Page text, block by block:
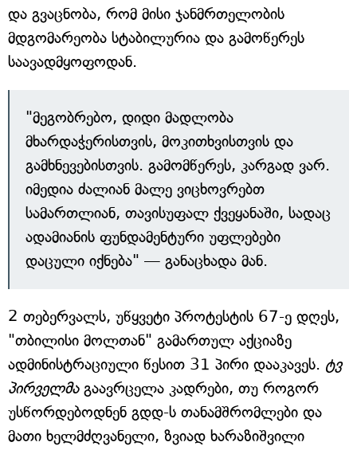
და გვაცნობა, რომ მისი ჯანმრთელობის
მდგომარეობა სტაბილურია და გამოწერეს
საავადმყოფოდან.
"მეგობრებო, დიდი მადლობა
მხარდაჭერისთვის, მოკითხვისთვის და
გამხნევებისთვის. გამომწერეს, კარგად ვარ.
იმედია ძალიან მალე ვიცხოვრებთ
სამართლიან, თავისუფალ ქვეყანაში, სადაც
ადამიანის ფუნდამენტური უფლებები
დაცული იქნება" — განაცხადა მან.
2 თებერვალს, უწყვეტი პროტესტის 67-ე დღეს,
"თბილისი მოლთან" გამართულ აქციაზე
ადმინისტრაციული წესით 31 პირი დააკავეს. ტვ
პირველმაგაავრცელა კადრები, თუ როგორ
უსწორდებოდნენ გდდ-ს თანამშრომლები და
მათი ხელმძღვანელი, ზვიად ხარაზიშვილი